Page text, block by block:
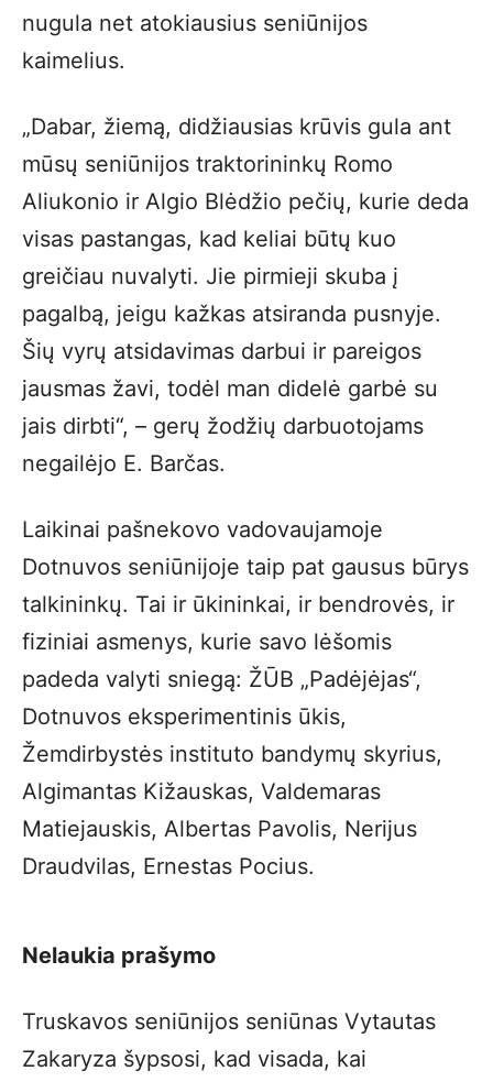
nugula net atokiausius seniūnijos
kaimelius.
„Dabar, žiemą, didžiausias krūvis gula ant
mūsų seniūnijos traktorininkų Romo
Aliukonio ir Algio Blėdžio pečių, kurie deda
visas pastangas, kad keliai būtų kuo
greičiau nuvalyti. Jie pirmieji skuba į
pagalbą, jeigu kažkas atsiranda pusnyje.
Šių vyrų atsidavimas darbui ir pareigos
jausmas žavi, todėl man didelė garbė su
jais dirbti“, – gerų žodžių darbuotojams
negailėjo E. Barčas.
Laikinai pašnekovo vadovaujamoje
Dotnuvos seniūnijoje taip pat gausus būrys
talkininkų. Tai ir ūkininkai, ir bendrovės, ir
fiziniai asmenys, kurie savo lėšomis
padeda valyti sniegą: ŽŪB „Padėjėjas“,
Dotnuvos eksperimentinis ūkis,
Žemdirbystės instituto bandymų skyrius,
Algimantas Kižauskas, Valdemaras
Matiejauskis, Albertas Pavolis, Nerijus
Draudvilas, Ernestas Pocius.
Nelaukia prašymo
Truskavos seniūnijos seniūnas Vytautas
Zakaryza šypsosi, kad visada, kai